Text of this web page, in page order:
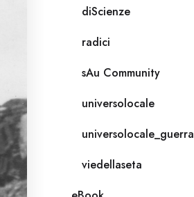
diScienze
radici
sAu Community
universolocale
universolocale_guerra
viedellaseta